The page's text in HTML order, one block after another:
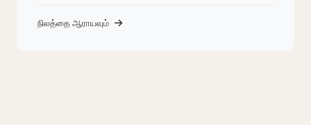
நிலத்தை ஆராயவும்